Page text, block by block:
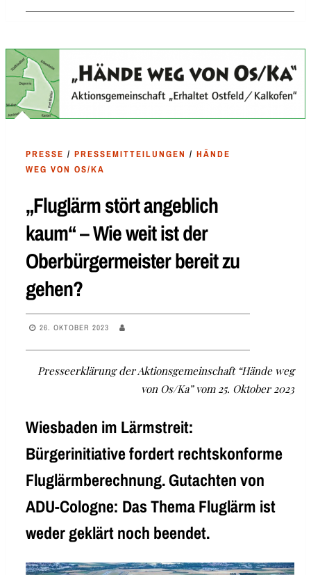
PRESSE / PRESSEMITTEILUNGEN / HÄNDE
WEG VON OS/KA
„Fluglärm stört angeblich
kaum“ – Wie weit ist der
Oberbürgermeister bereit zu
gehen?
26. OKTOBER 2023
Presseerklärung der Aktionsgemeinschaft “Hände weg
von Os/Ka” vom 25. Oktober 2023
Wiesbaden im Lärmstreit:
Bürgerinitiative fordert rechtskonforme
Fluglärmberechnung. Gutachten von
ADU-Cologne: Das Thema Fluglärm ist
weder geklärt noch beendet.